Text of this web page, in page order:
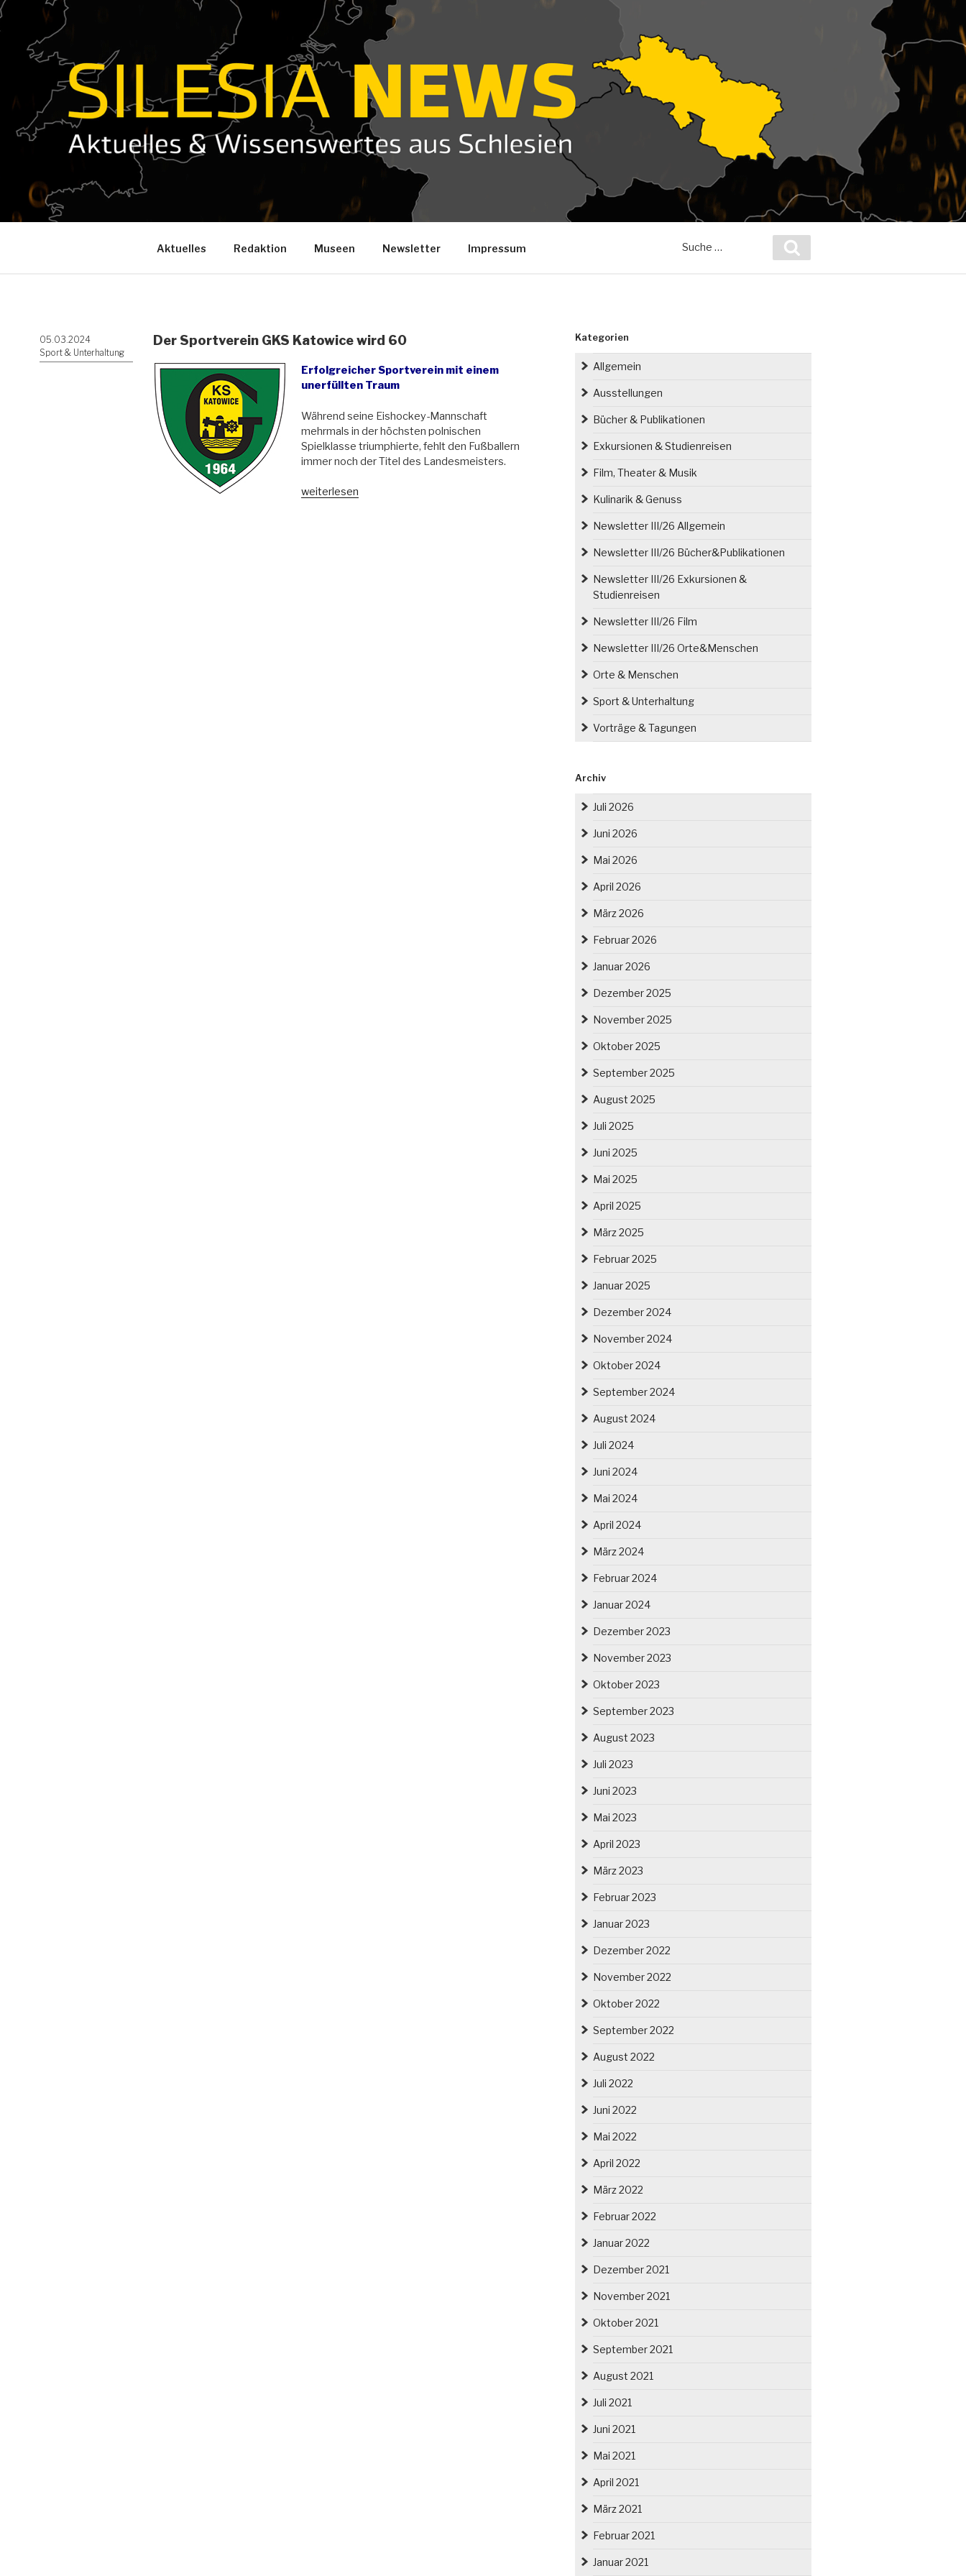
Zum
Inhalt
springen
Aktuelles Redaktion Museen Newsletter Impressum
nach:
Veröffentlicht
am
05.03.2024
Sport & Unterhaltung
Der Sportverein GKS Katowice wird 60
Erfolgreicher Sportverein mit einem
unerfüllten Traum
Während seine Eishockey-Mannschaft
mehrmals in der höchsten polnischen
Spielklasse triumphierte, fehlt den Fußballern
immer noch der Titel des Landesmeisters.
„Der
weiterlesen
Kategorien
Allgemein
Ausstellungen
Bücher & Publikationen
Exkursionen & Studienreisen
Film, Theater & Musik
Kulinarik & Genuss
Newsletter III/26 Allgemein
Newsletter III/26 Bücher&Publikationen
Newsletter III/26 Exkursionen &
Studienreisen
Newsletter III/26 Film
Newsletter III/26 Orte&Menschen
Orte & Menschen
Sport & Unterhaltung
Vorträge & Tagungen
Archiv
Juli 2026
Juni 2026
Mai 2026
April 2026
März 2026
Februar 2026
Januar 2026
Dezember 2025
November 2025
Oktober 2025
September 2025
August 2025
Juli 2025
Juni 2025
Mai 2025
April 2025
März 2025
Februar 2025
Januar 2025
Dezember 2024
November 2024
Oktober 2024
September 2024
August 2024
Juli 2024
Juni 2024
Mai 2024
April 2024
März 2024
Februar 2024
Januar 2024
Dezember 2023
November 2023
Oktober 2023
September 2023
August 2023
Juli 2023
Juni 2023
Mai 2023
April 2023
März 2023
Februar 2023
Januar 2023
Dezember 2022
November 2022
Oktober 2022
September 2022
August 2022
Juli 2022
Juni 2022
Mai 2022
April 2022
März 2022
Februar 2022
Januar 2022
Dezember 2021
November 2021
Oktober 2021
September 2021
August 2021
Juli 2021
Juni 2021
Mai 2021
April 2021
März 2021
Februar 2021
Januar 2021